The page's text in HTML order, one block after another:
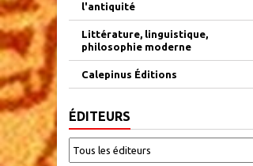
l'antiquité
Littérature, linguistique,
philosophie moderne
Calepinus Éditions
ÉDITEURS